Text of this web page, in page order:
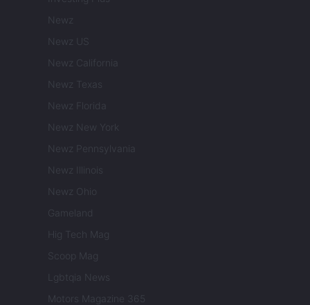
Newz
Newz US
Newz California
Newz Texas
Newz Florida
Newz New York
Newz Pennsylvania
Newz Illinois
Newz Ohio
Gameland
Hig Tech Mag
Scoop Mag
Lgbtqia News
Motors Magazine 365